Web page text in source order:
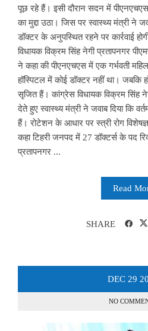
पूछ रहे हैं। इसी दौरान सदन में पीएनएचएस
का मुद्दा उठा। जिस पर स्वास्थ्य मंत्री ने
डॉक्टर के अनुपस्थित रहने पर कार्रवाई
विधायक विक्रम सिंह नेगी प्रतापनगर
ने कहा की पीएनएचएस में एक गर्भवती
हॉस्पिटल में कोई डॉक्टर नहीं था। जबकि
सृजित हैं। कांग्रेस विधायक विक्रम सिंह
देते हुए स्वास्थ्य मंत्री ने जवाब दिया कि
हैं। रोटेशन के आधार पर स्त्री रोग
कहा टिहरी जनपद में 27 डॉक्टर्स के पद
प्रतापनगर ...
Read
SHARE
DEC 29
NO